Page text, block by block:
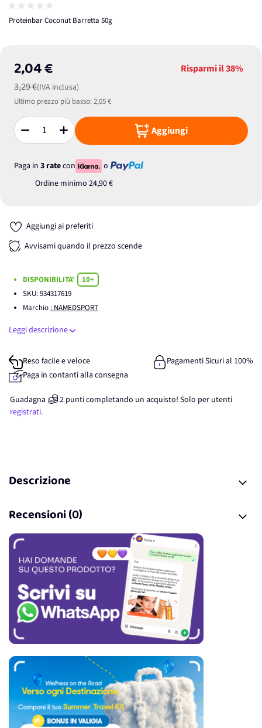
Proteinbar Coconut Barretta 50g
2,04 €
3,29 €(IVA inclusa)
Risparmi il38%
Ultimo prezzo più basso:2,05 €
Quantità Aggiungi
Paga in 3 ratecon
o
Ordine minimo 24,90 €
Aggiungi ai preferiti
Avvisami quando il prezzo scende
DISPONIBILITA'
10+
SKU:934317619
Marchio : NAMEDSPORT
Leggi descrizione
Reso facile e veloce
Pagamenti Sicuri al 100%
Paga in contanti alla consegna
Guadagna 2 punticompletando un acquisto! Solo per utenti
registrati.
Descrizione
Recensioni (0)